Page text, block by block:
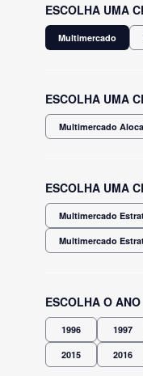
ESCOLHA UMA
Multimercado
ESCOLHA UMA
Multimercado
ESCOLHA UMA
Multimercado
Multimercado
ESCOLHA O ANO
1996 1997
2015 2016